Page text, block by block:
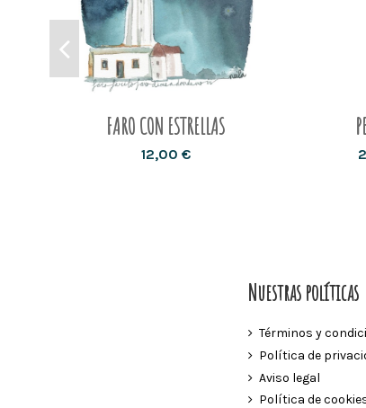
FARO CON ESTRELLAS
12,00 €
Nuestras políticas
Términos y
Política de
Aviso legal
Política de